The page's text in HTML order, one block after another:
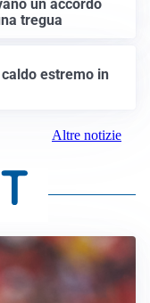
un accordo
tregua
estremo in
Altre notizie